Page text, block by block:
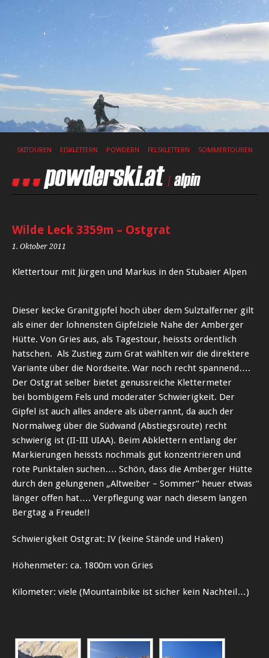
SKITOUREN EISKLETTERN POWDERN FELSKLETTERN SOMMERTOUREN
Wilde Leck 3359m – Ostgrat
1. Oktober 2011
Klettertour mit Jürgen und Markus in den Stubaier Alpen
Dieser kecke Granitgipfel hoch über dem Sulztalferner gilt
als einer der lohnensten Gipfelziele Nahe der Amberger
Hütte. Von Gries aus, als Tagestour, heissts ordentlich
hatschen. Als Zustieg zum Grat wählten wir die direktere
Variante über die Nordseite. War noch recht spannend….
Der Ostgrat selber bietet genussreiche Klettermeter
bei bombigem Fels und moderater Schwierigkeit. Der
Gipfel ist auch alles andere als überrannt, da auch der
Normalweg über die Südwand (Abstiegsroute) recht
schwierig ist (II-III UIAA). Beim Abklettern entlang der
Markierungen heissts nochmals gut konzentrieren und
rote Punktalen suchen…. Schön, dass die Amberger Hütte
durch den gelungenen „Altweiber – Sommer“ heuer etwas
länger offen hat…. Verpflegung war nach diesem langen
Bergtag a Freude!!
Schwierigkeit Ostgrat: IV (keine Stände und Haken)
Höhenmeter: ca. 1800m von Gries
Kilometer: viele (Mountainbike ist sicher kein Nachteil…)